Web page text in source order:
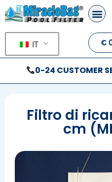
IT €
0-24 CUSTOMER
Filtro di
cm